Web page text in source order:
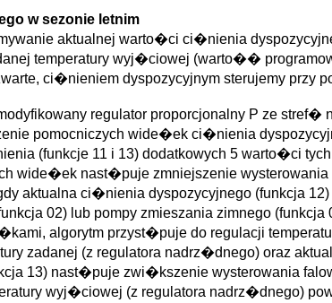
w sezonie letnim
aktualnej warto�ci ci�nienia
temperatury wyj�ciowej (warto��
ci�nieniem dyspozycyjnym sterujemy
regulator proporcjonalny P ze
pomocniczych wide�ek ci�nienia
(funkcje 11 i 13) dodatkowych 5 warto�ci
wide�ek nast�puje zmniejszenie
aktualna ci�nienia dyspozycyjnego (funkcja
02) lub pompy zmieszania zimnego
algorytm przyst�puje do regulacji
zadanej (z regulatora nadrz�dnego) oraz
13) nast�puje zwi�kszenie wysterowania
wyj�ciowej (z regulatora nadrz�dnego)